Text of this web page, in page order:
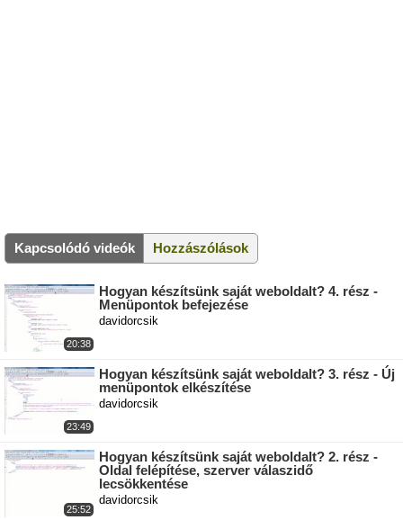
Kapcsolódó videók Hozzászólások
20:38
Hogyan készítsünk saját weboldalt? 4. rész -
Menüpontok befejezése
davidorcsik
23:49
Hogyan készítsünk saját weboldalt? 3. rész - Új
menüpontok elkészítése
davidorcsik
25:52
Hogyan készítsünk saját weboldalt? 2. rész -
Oldal felépítése, szerver válaszidő
lecsökkentése
davidorcsik